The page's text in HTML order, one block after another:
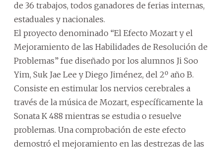
de 36 trabajos, todos ganadores de ferias internas,
estaduales y nacionales.
El proyecto denominado “El Efecto Mozart y el
Mejoramiento de las Habilidades de Resolución de
Problemas” fue diseñado por los alumnos Ji Soo
Yim, Suk Jae Lee y Diego Jiménez, del 2º año B.
Consiste en estimular los nervios cerebrales a
través de la música de Mozart, específicamente la
Sonata K 488 mientras se estudia o resuelve
problemas. Una comprobación de este efecto
demostró el mejoramiento en las destrezas de las